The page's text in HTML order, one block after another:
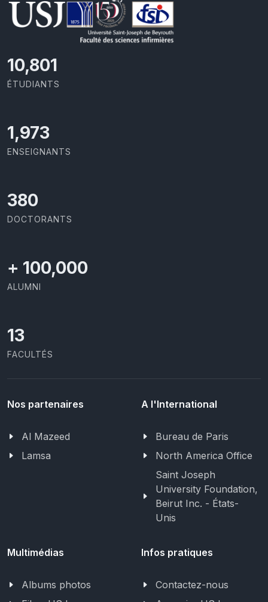
11,418
ÉTUDIANTS
2,086
ENSEIGNANTS
403
DOCTORANTS
+ 100,000
ALUMNI
13
FACULTÉS
Nos partenaires
Al Mazeed
Lamsa
A l'International
Bureau de Paris
North America Office
Saint Joseph
University Foundation,
Beirut Inc. - États-
Unis
Multimédias
Albums photos
Infos pratiques
Contactez-nous